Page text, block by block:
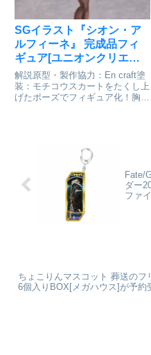
SGイラスト『シオン・ア
ルフィーネ』 完成品フィ
ギュア[ユニオンクリエイ
ティブ]が予約受付中
解説原型・製作協力：En craft塗
装：モチコウスカートをたくし上
げたポーズでフィギュア化！胸や
た髪の毛は圧巻のボリュ...
Fate/
ダー
ファ
ちょこりんマスコット 葬送のフ
6個入りBOX[メガハウス]が予約